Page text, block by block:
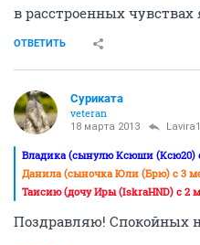
в расстроенных чувствах
ОТВЕТИТЬ
Суриката
veteran
18 марта 2013
Владика (сынулю Ксюши (Ксю20)
Данила (сыночка Юли (Брю) с 3
Таисию (дочу Иры (IskraHND) с 2
Поздравляю! Спокойных